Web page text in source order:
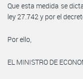
Que esta medida se
ley 27.742 y por el
Por ello,
EL MINISTRO DE